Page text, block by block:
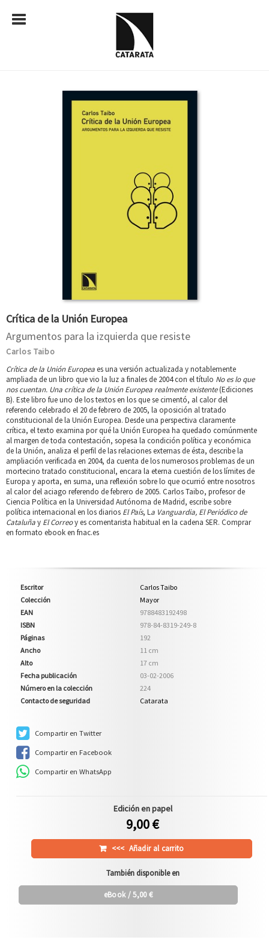
Crítica de la Unión Europea
Argumentos para la izquierda que resiste
Carlos Taibo
Crítica de la Unión Europeaes una versión actualizada y notablemente
ampliada de un libro que vio la luz a finales de 2004 con el título No es lo que
nos cuentan. Una crítica de la Unión Europea realmente existente(Ediciones
B). Este libro fue uno de los textos en los que se cimentó, al calor del
referendo celebrado el 20 de febrero de 2005, la oposición al tratado
constitucional de la Unión Europea. Desde una perspectiva claramente
crítica, el texto examina por qué la Unión Europea ha quedado comúnmente
al margen de toda contestación, sopesa la condición política y económica
de la Unión, analiza el perfil de las relaciones externas de ésta, describe la
ampliación verificada en 2004, da cuenta de los numerosos problemas de un
mortecino tratado constitucional, encara la eterna cuestión de los límites de
Europa y aporta, en suma, una reflexión sobre lo que ocurrió entre nosotros
al calor del aciago referendo de febrero de 2005. Carlos Taibo, profesor de
Ciencia Política en la Universidad Autónoma de Madrid, escribe sobre
política internacional en los diarios El País, La Vanguardia, El Periódico de
Cataluñay El Correoy es comentarista habitual en la cadena SER. Comprar
en formato ebook en fnac.es
Escritor
Carlos Taibo
Colección
Mayor
EAN
9788483192498
ISBN
978-84-8319-249-8
Páginas
192
Ancho
11 cm
Alto
17 cm
Fecha publicación
03-02-2006
Número en la colección
224
Contacto de seguridad
Catarata
Compartir en Twitter
Compartir en Facebook
Compartir en WhatsApp
Edición en papel
9,00 €
<<< Añadir al carrito
También disponible en
eBook/ 5,00 €